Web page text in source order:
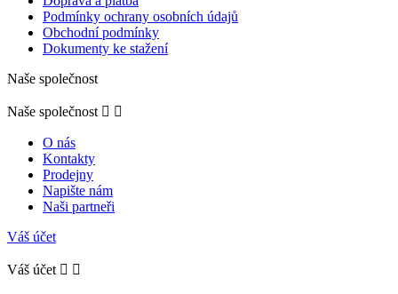
Podmínky ochrany osobních údajů
Obchodní podmínky
Dokumenty ke stažení
Naše společnost
Naše společnost  
O nás
Kontakty
Prodejny
Napište nám
Naši partneři
Váš účet
Váš účet  